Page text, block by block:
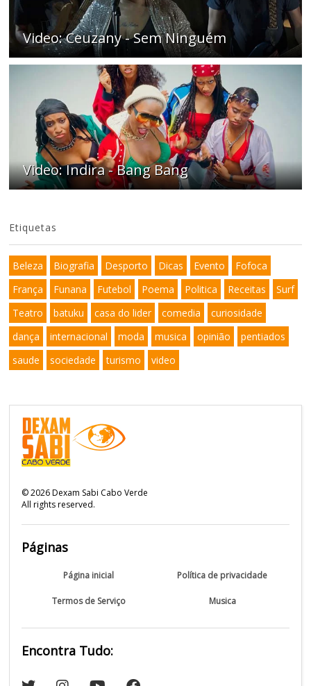
Video: Ceuzany - Sem Ninguém
Video: Indira - Bang Bang
Etiquetas
Beleza Biografia Desporto Dicas Evento
Fofoca
França
Funana Futebol Poema Politica Receitas
Surf
Teatro
batuku casa do lider comedia
curiosidade
dança
internacional moda musica opinião
pentiados
saude
sociedade turismo video
©2026Dexam Sabi Cabo Verde
All rights reserved.
Páginas
Página inicial Política de privacidade
Termos de Serviço Musica
Encontra Tudo: